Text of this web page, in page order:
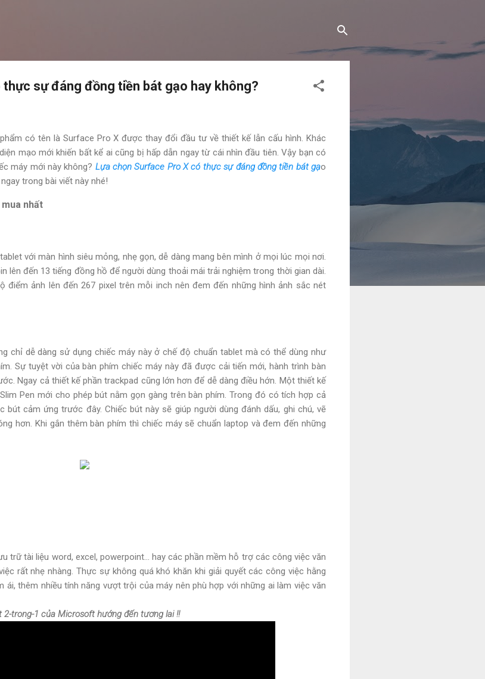
sự đáng đồng tiền bát gạo hay không?
có tên là Surface Pro X được thay đổi đầu tư về thiết kế lẫn cấu hình. Khác
mạo mới khiến bất kể ai cũng bị hấp dẫn ngay từ cái nhìn đầu tiên. Vậy bạn có
máy mới này không? Lựa chọn Surface Pro X có thực sự đáng đồng tiền bát gạo
trong bài viết này nhé!
nhất
với màn hình siêu mỏng, nhẹ gọn, dễ dàng mang bên mình ở mọi lúc mọi nơi.
lên đến 13 tiếng đồng hồ để người dùng thoải mái trải nghiệm trong thời gian dài.
điểm ảnh lên đến 267 pixel trên mỗi inch nên đem đến những hình ảnh sắc nét
chỉ dễ dàng sử dụng chiếc máy này ở chế độ chuẩn tablet mà có thể dùng như
Sự tuyệt vời của bàn phím chiếc máy này đã được cải tiến mới, hành trình bàn
Ngay cả thiết kế phần trackpad cũng lớn hơn để dễ dàng điều hớn. Một thiết kế
Pen mới cho phép bút nằm gọn gàng trên bàn phím. Trong đó có tích hợp cả
bút cảm ứng trước đây. Chiếc bút này sẽ giúp người dùng đánh dấu, ghi chú, vẽ
hơn. Khi gắn thêm bàn phím thì chiếc máy sẽ chuẩn laptop và đem đến những
trữ tài liệu word, excel, powerpoint... hay các phần mềm hỗ trợ các công việc văn
rất nhẹ nhàng. Thực sự không quá khó khăn khi giải quyết các công việc hằng
ái, thêm nhiều tính năng vượt trội của máy nên phù hợp với những ai làm việc văn
trong-1 của Microsoft hướng đến tương lai !!